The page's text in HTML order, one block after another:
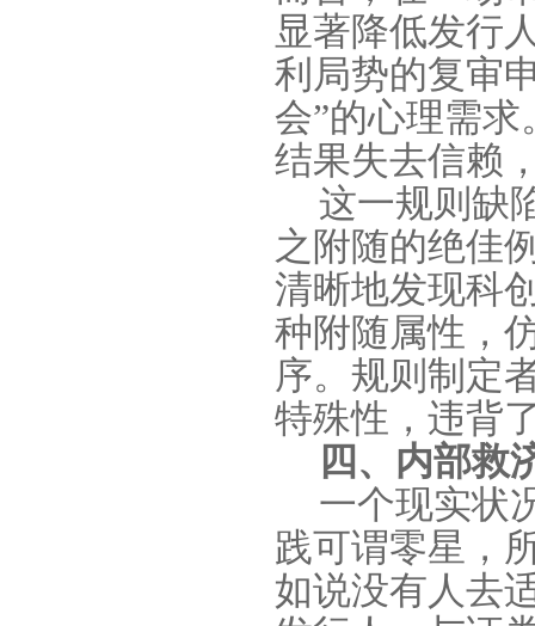
显著降低发行
利局势的复审
会”的心理需
结果失去信赖
这一规则缺
之附随的绝佳
清晰地发现科
种附随属性，
序。规则制定
特殊性，违背
四、内部救
一个现实状
践可谓零星，
如说没有人去